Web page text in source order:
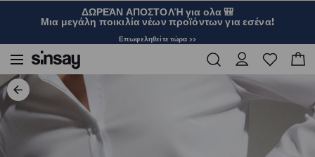
ΔΩΡΕΆΝ ΑΠΟΣΤΟΛΉ για ολα 🎒
Μια μεγάλη ποικιλία νέων προϊόντων για εσένα!
Επωφεληθείτε τώρα >>